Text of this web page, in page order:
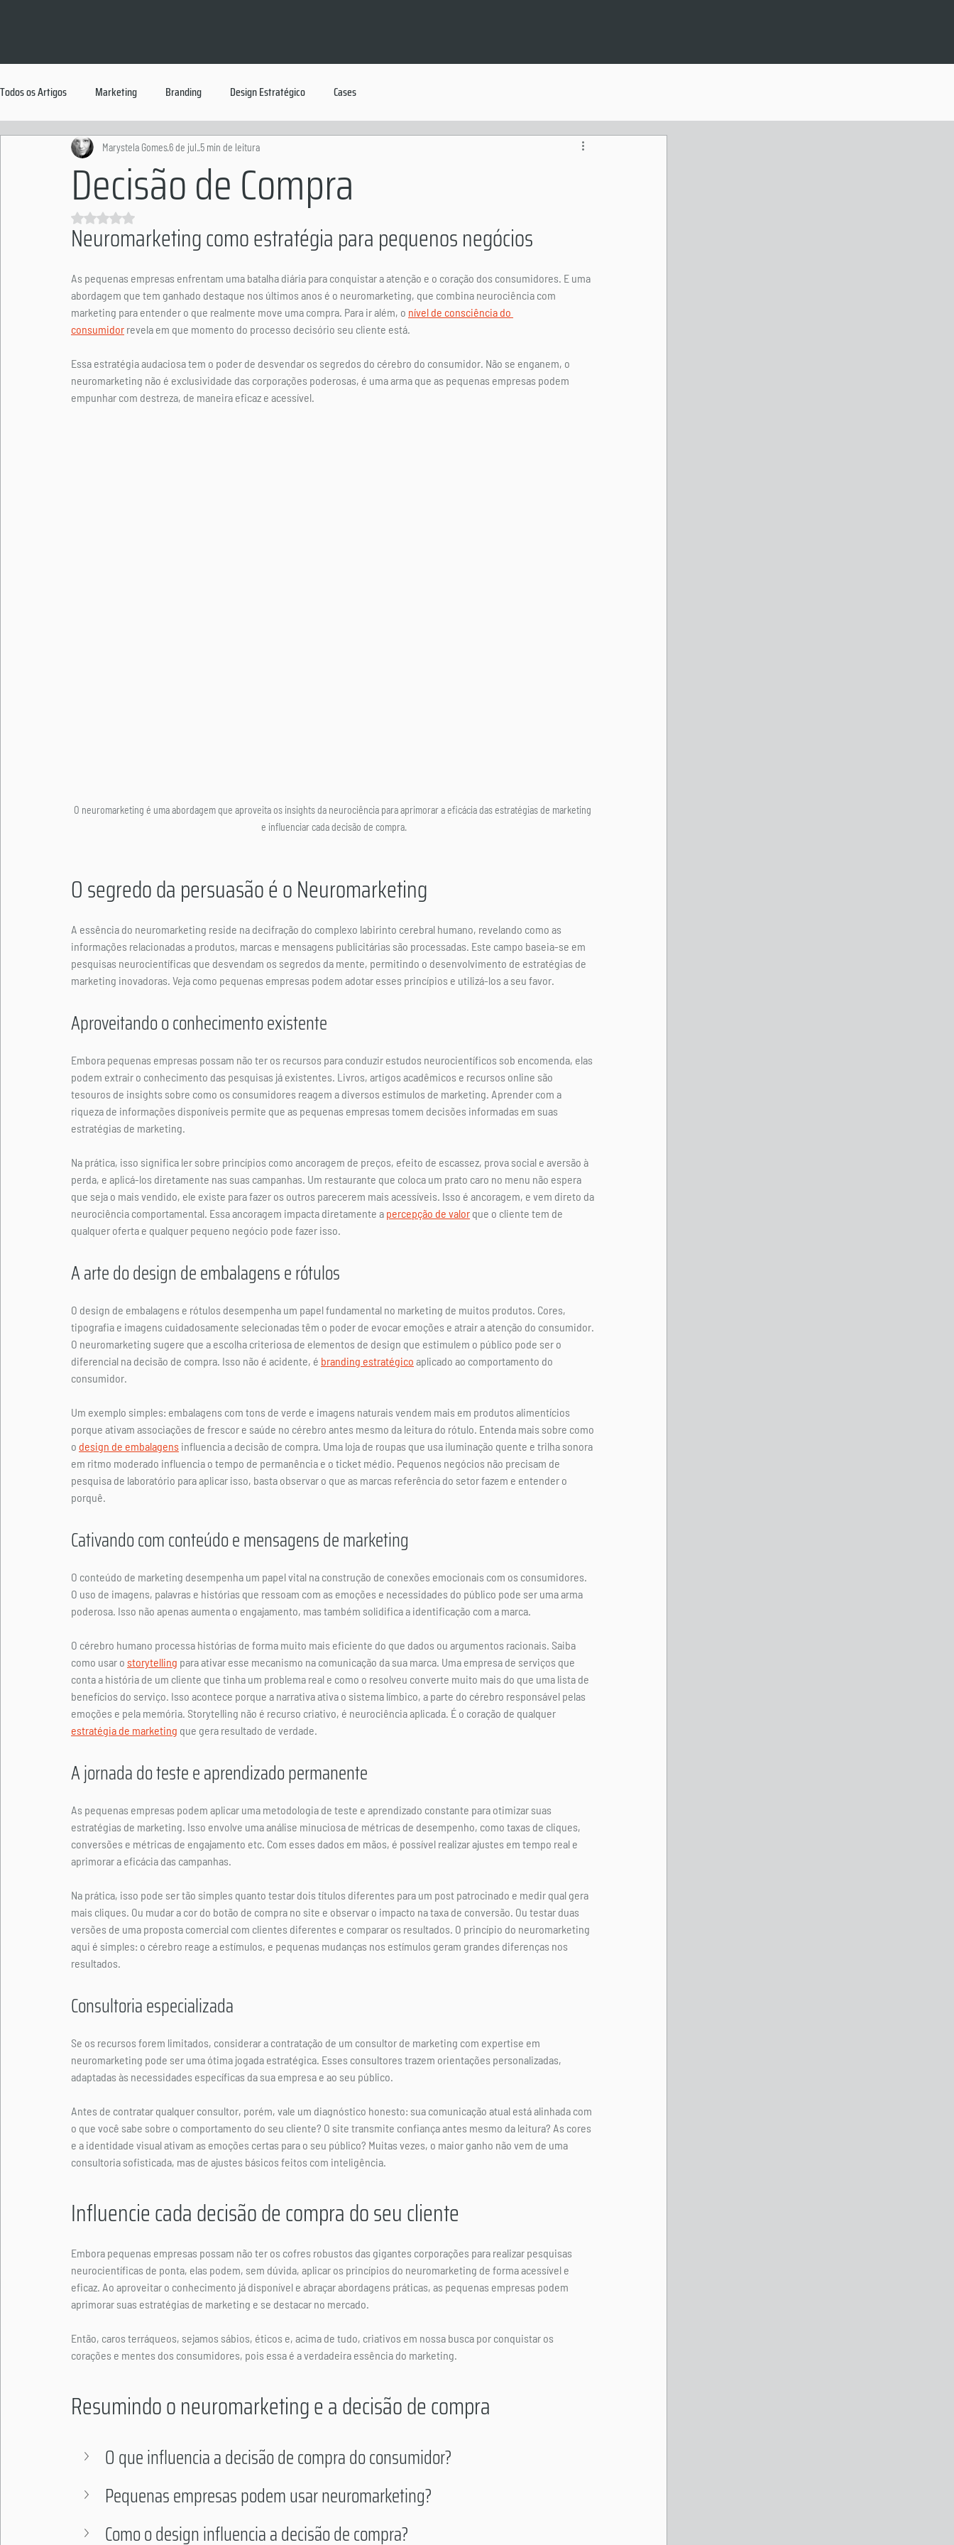
Todos os Artigos Marketing Branding Design Estratégico Cases
Decisão de Compra
Marystela Gomes6 de jul.5 min de leitura
Avaliado com NaN de 5 estrelas.
Neuromarketing como estratégia para pequenos negócios
As pequenas empresas enfrentam uma batalha diária para conquistar a atenção e o coração dos consumidores. E uma
abordagem que tem ganhado destaque nos últimos anos é o neuromarketing, que combina neurociência com
marketing para entender o que realmente move uma compra. Para ir além, o nível de consciência do
consumidor revela em que momento do processo decisório seu cliente está.
Essa estratégia audaciosa tem o poder de desvendar os segredos do cérebro do consumidor. Não se enganem, o
neuromarketing não é exclusividade das corporações poderosas, é uma arma que as pequenas empresas podem
empunhar com destreza, de maneira eficaz e acessível.
O neuromarketing é uma abordagem que aproveita os insights da neurociência para aprimorar a eficácia das estratégias de marketing
e influenciar cada decisão de compra.
O segredo da persuasão é o Neuromarketing
A essência do neuromarketing reside na decifração do complexo labirinto cerebral humano, revelando como as
informações relacionadas a produtos, marcas e mensagens publicitárias são processadas. Este campo baseia-se em
pesquisas neurocientíficas que desvendam os segredos da mente, permitindo o desenvolvimento de estratégias de
marketing inovadoras. Veja como pequenas empresas podem adotar esses princípios e utilizá-los a seu favor.
Aproveitando o conhecimento existente
Embora pequenas empresas possam não ter os recursos para conduzir estudos neurocientíficos sob encomenda, elas
podem extrair o conhecimento das pesquisas já existentes. Livros, artigos acadêmicos e recursos online são
tesouros de insights sobre como os consumidores reagem a diversos estímulos de marketing. Aprender com a
riqueza de informações disponíveis permite que as pequenas empresas tomem decisões informadas em suas
estratégias de marketing.
Na prática, isso significa ler sobre princípios como ancoragem de preços, efeito de escassez, prova social e aversão à
perda, e aplicá-los diretamente nas suas campanhas. Um restaurante que coloca um prato caro no menu não espera
que seja o mais vendido, ele existe para fazer os outros parecerem mais acessíveis. Isso é ancoragem, e vem direto da
neurociência comportamental. Essa ancoragem impacta diretamente a percepção de valor que o cliente tem de
qualquer oferta e qualquer pequeno negócio pode fazer isso.
A arte do design de embalagens e rótulos
O design de embalagens e rótulos desempenha um papel fundamental no marketing de muitos produtos. Cores,
tipografia e imagens cuidadosamente selecionadas têm o poder de evocar emoções e atrair a atenção do consumidor.
O neuromarketing sugere que a escolha criteriosa de elementos de design que estimulem o público pode ser o
diferencial na decisão de compra. Isso não é acidente, é branding estratégico aplicado ao comportamento do
consumidor.
Um exemplo simples: embalagens com tons de verde e imagens naturais vendem mais em produtos alimentícios
porque ativam associações de frescor e saúde no cérebro antes mesmo da leitura do rótulo. Entenda mais sobre como
o design de embalagens influencia a decisão de compra. Uma loja de roupas que usa iluminação quente e trilha sonora
em ritmo moderado influencia o tempo de permanência e o ticket médio. Pequenos negócios não precisam de
pesquisa de laboratório para aplicar isso, basta observar o que as marcas referência do setor fazem e entender o
porquê.
Cativando com conteúdo e mensagens de marketing
O conteúdo de marketing desempenha um papel vital na construção de conexões emocionais com os consumidores.
O uso de imagens, palavras e histórias que ressoam com as emoções e necessidades do público pode ser uma arma
poderosa. Isso não apenas aumenta o engajamento, mas também solidifica a identificação com a marca.
O cérebro humano processa histórias de forma muito mais eficiente do que dados ou argumentos racionais. Saiba
como usar o storytelling para ativar esse mecanismo na comunicação da sua marca. Uma empresa de serviços que
conta a história de um cliente que tinha um problema real e como o resolveu converte muito mais do que uma lista de
benefícios do serviço. Isso acontece porque a narrativa ativa o sistema límbico, a parte do cérebro responsável pelas
emoções e pela memória. Storytelling não é recurso criativo, é neurociência aplicada. É o coração de qualquer
estratégia de marketing que gera resultado de verdade.
A jornada do teste e aprendizado permanente
As pequenas empresas podem aplicar uma metodologia de teste e aprendizado constante para otimizar suas
estratégias de marketing. Isso envolve uma análise minuciosa de métricas de desempenho, como taxas de cliques,
conversões e métricas de engajamento etc. Com esses dados em mãos, é possível realizar ajustes em tempo real e
aprimorar a eficácia das campanhas.
Na prática, isso pode ser tão simples quanto testar dois títulos diferentes para um post patrocinado e medir qual gera
mais cliques. Ou mudar a cor do botão de compra no site e observar o impacto na taxa de conversão. Ou testar duas
versões de uma proposta comercial com clientes diferentes e comparar os resultados. O princípio do neuromarketing
aqui é simples: o cérebro reage a estímulos, e pequenas mudanças nos estímulos geram grandes diferenças nos
resultados.
Consultoria especializada
Se os recursos forem limitados, considerar a contratação de um consultor de marketing com expertise em
neuromarketing pode ser uma ótima jogada estratégica. Esses consultores trazem orientações personalizadas,
adaptadas às necessidades específicas da sua empresa e ao seu público.
Antes de contratar qualquer consultor, porém, vale um diagnóstico honesto: sua comunicação atual está alinhada com
o que você sabe sobre o comportamento do seu cliente? O site transmite confiança antes mesmo da leitura? As cores
e a identidade visual ativam as emoções certas para o seu público? Muitas vezes, o maior ganho não vem de uma
consultoria sofisticada, mas de ajustes básicos feitos com inteligência.
Influencie cada decisão de compra do seu cliente
Embora pequenas empresas possam não ter os cofres robustos das gigantes corporações para realizar pesquisas
neurocientíficas de ponta, elas podem, sem dúvida, aplicar os princípios do neuromarketing de forma acessível e
eficaz. Ao aproveitar o conhecimento já disponível e abraçar abordagens práticas, as pequenas empresas podem
aprimorar suas estratégias de marketing e se destacar no mercado.
Então, caros terráqueos, sejamos sábios, éticos e, acima de tudo, criativos em nossa busca por conquistar os
corações e mentes dos consumidores, pois essa é a verdadeira essência do marketing.
Resumindo o neuromarketing e a decisão de compra
O que influencia a decisão de compra do consumidor?
Pequenas empresas podem usar neuromarketing?
Como o design influencia a decisão de compra?